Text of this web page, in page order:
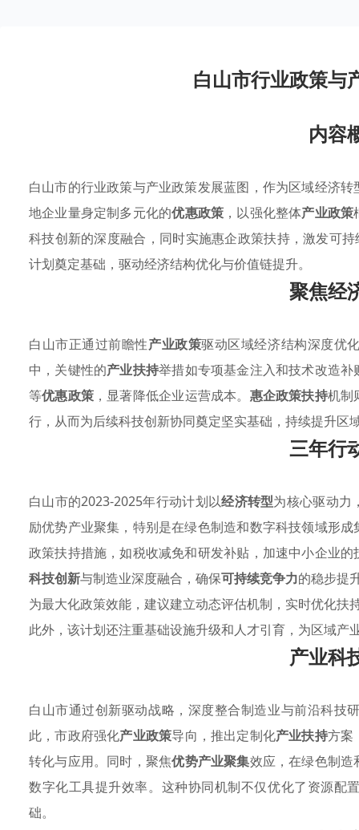
白山市行业政策与
内容
白山市的行业政策与产业政策发展蓝图，作为区域经济
地企业量身定制多元化的优惠政策 ，以强化整体产业政策
科技创新的深度融合，同时实施惠企政策扶持，激发可
计划奠定基础，驱动经济结构优化与价值链提升。
聚焦经
白山市正通过前瞻性产业政策驱动区域经济结构深度优
中，关键性的产业扶持举措如专项基金注入和技术改造
等优惠政策 ，显著降低企业运营成本。 惠企政策扶持机制
行，从而为后续科技创新协同奠定坚实基础，持续提升区
三年行
白山市的2023-2025年行动计划以经济转型为核心驱动力
励优势产业聚集，特别是在绿色制造和数字科技领域形
政策扶持措施，如税收减免和研发补贴，加速中小企业
科技创新与制造业深度融合，确保可持续竞争力的稳步提
为最大化政策效能，建议建立动态评估机制，实时优化扶
此外，该计划还注重基础设施升级和人才引育，为区域产
产业科
白山市通过创新驱动战略，深度整合制造业与前沿科技
此，市政府强化产业政策导向，推出定制化产业扶持方案
转化与应用。同时，聚焦优势产业聚集效应，在绿色制
数字化工具提升效率。这种协同机制不仅优化了资源配
础。